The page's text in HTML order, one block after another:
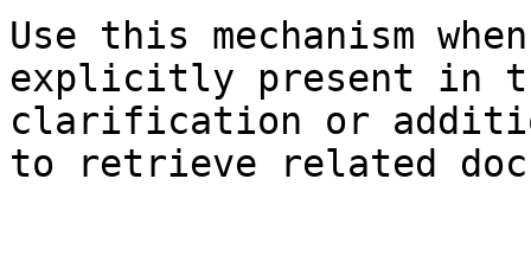
Use this mechanism
explicitly present in
clarification or